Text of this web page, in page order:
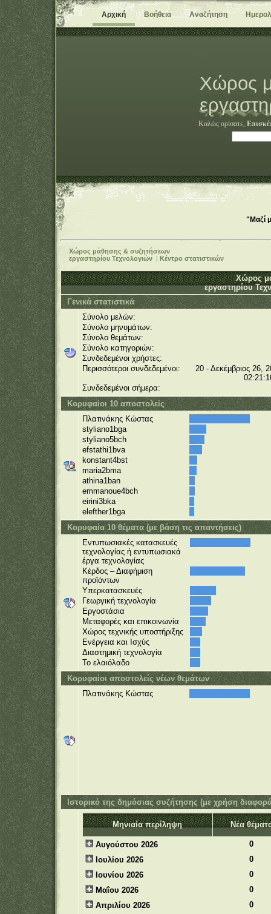
Αρχική Βοήθεια Αναζήτηση
Χώρος
Καλώς ορίσατε,
"Μαζί
Χώρος μάθησης & συζητήσεων
εργαστηρίου Τεχνολογιών |Κέντρο στατιστικών
Χώρος
εργαστηρίου
Γενικά στατιστικά
Σύνολο μελών:
Σύνολο μηνυμάτων:
Σύνολο θεμάτων:
Σύνολο κατηγοριών:
Συνδεδεμένοι χρήστες:
Περισσότεροι συνδεδεμένοι:
20 - Δεκέμβριος 26,
Συνδεδεμένοι σήμερα:
Κορυφαίοι 10 αποστολείς
Πλατινάκης Κώστας
styliano1bga
styliano5bch
efstathi1bva
konstant4bst
maria2bma
athina1ban
emmanoue4bch
eirini3bka
elefther1bga
Κορυφαία 10 θέματα (με βάση τις απαντήσεις)
Εντυπωσιακές κατασκευές
τεχνολογίας ή εντυπωσιακά
έργα τεχνολογίας
Κέρδος – Διαφήμιση
προϊόντων
Υπερκατασκευές
Γεωργική τεχνολογία
Εργοστάσια
Μεταφορές και επικοινωνία
Χώρος τεχνικής υποστήριξης
Ενέργεια και Ισχύς
Διαστημική τεχνολογία
Το ελαιόλαδο
Κορυφαίοι αποστολείς νέων θεμάτων
Πλατινάκης Κώστας
Ιστορικό της δημόσιας συζήτησης (με χρήση
Μηνιαία περίληψη Νέα
Αυγούστου 2026
0
Ιουλίου 2026
0
Ιουνίου 2026
0
Μαΐου 2026
0
Απριλίου 2026
0